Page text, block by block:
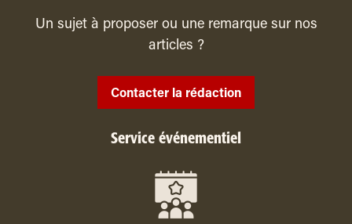
Un sujet à proposer ou une remarque sur nos
articles ?
Contacter la rédaction
Service événementiel